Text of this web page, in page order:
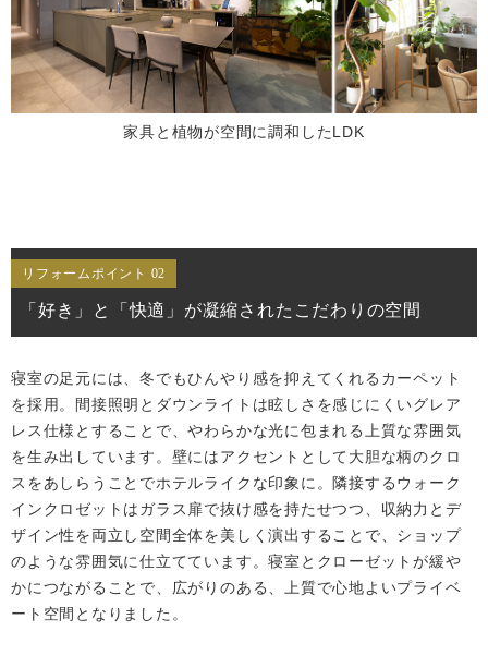
家具と植物が空間に調和したLDK
リフォームポイント 02
「好き」と「快適」が凝縮されたこだわりの空間
寝室の足元には、冬でもひんやり感を抑えてくれるカーペット
を採用。間接照明とダウンライトは眩しさを感じにくいグレア
レス仕様とすることで、やわらかな光に包まれる上質な雰囲気
を生み出しています。壁にはアクセントとして大胆な柄のクロ
スをあしらうことでホテルライクな印象に。隣接するウォーク
インクロゼットはガラス扉で抜け感を持たせつつ、収納力とデ
ザイン性を両立し空間全体を美しく演出することで、ショップ
のような雰囲気に仕立てています。寝室とクローゼットが緩や
かにつながることで、広がりのある、上質で心地よいプライベ
ート空間となりました。